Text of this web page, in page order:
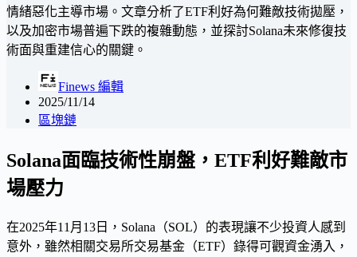
情緒惡化主導市場。文章分析了ETF利好為何難敵技術拋壓，
以及加密市場普遍下跌的複雜動態，並探討Solana未來修復技
術面與重建信心的關鍵。
Finews 編輯
2025/11/14
區塊鏈
Solana面臨技術性崩盤，ETF利好難敵市
場壓力
在2025年11月13日，Solana（SOL）的表現讓不少投資人感到
意外，雖然相關交易所交易基金（ETF）錄得可觀資金湧入，